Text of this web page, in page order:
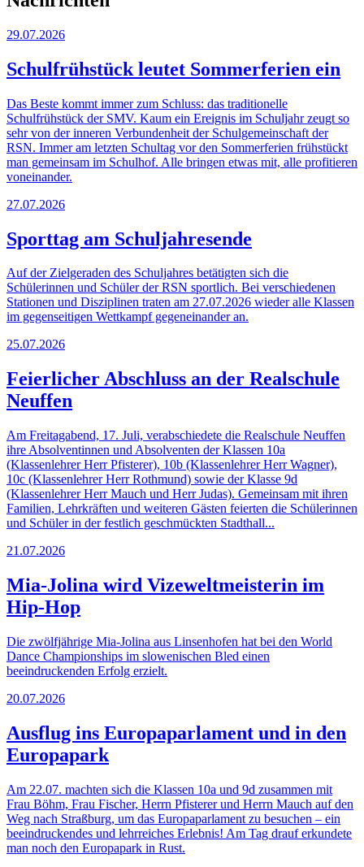
29.07.2026
Schulfrühstück leutet Sommerferien ein
Das Beste kommt immer zum Schluss: das traditionelle
Schulfrühstück der SMV. Kaum ein Ereignis im Schuljahr zeugt so
sehr von der inneren Verbundenheit der Schulgemeinschaft der
RSN. Immer am letzten Schultag vor den Sommerferien frühstückt
man gemeinsam im Schulhof. Alle bringen etwas mit, alle profitieren
voneinander.
27.07.2026
Sporttag am Schuljahresende
Auf der Zielgeraden des Schuljahres betätigten sich die
Schülerinnen und Schüler der RSN sportlich. Bei verschiedenen
Stationen und Disziplinen traten am 27.07.2026 wieder alle Klassen
im gegenseitigen Wettkampf gegeneinander an.
25.07.2026
Feierlicher Abschluss an der Realschule
Neuffen
Am Freitagabend, 17. Juli, verabschiedete die Realschule Neuffen
ihre Absolventinnen und Absolventen der Klassen 10a
(Klassenlehrer Herr Pfisterer), 10b (Klassenlehrer Herr Wagner),
10c (Klassenlehrer Herr Rothmund) sowie der Klasse 9d
(Klassenlehrer Herr Mauch und Herr Judas). Gemeinsam mit ihren
Familien, Lehrkräften und weiteren Gästen feierten die Schülerinnen
und Schüler in der festlich geschmückten Stadthall...
21.07.2026
Mia-Jolina wird Vizeweltmeisterin im
Hip-Hop
Die zwölfjährige Mia-Jolina aus Linsenhofen hat bei den World
Dance Championships im slowenischen Bled einen
beeindruckenden Erfolg erzielt.
20.07.2026
Ausflug ins Europaparlament und in den
Europapark
Am 22.07. machten sich die Klassen 10a und 9d zusammen mit
Frau Böhm, Frau Fischer, Herrn Pfisterer und Herrn Mauch auf den
Weg nach Straßburg, um das Europaparlament zu besuchen – ein
beeindruckendes und lehrreiches Erlebnis! Am Tag drauf erkundete
man noch den Europapark in Rust.